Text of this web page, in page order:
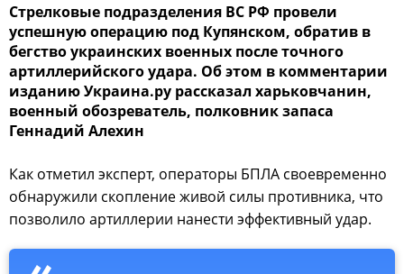
Стрелковые подразделения ВС РФ провели
успешную операцию под Купянском, обратив в
бегство украинских военных после точного
артиллерийского удара. Об этом в комментарии
изданию Украина.ру рассказал харьковчанин,
военный обозреватель, полковник запаса
Геннадий Алехин
Как отметил эксперт, операторы БПЛА своевременно
обнаружили скопление живой силы противника, что
позволило артиллерии нанести эффективный удар.